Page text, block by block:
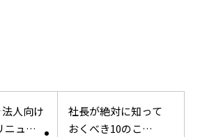
人向け
ニュー
社長が絶対に知って
おくべき10のこと